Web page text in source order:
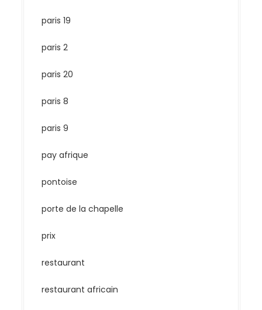
paris 19
paris 2
paris 20
paris 8
paris 9
pay afrique
pontoise
porte de la chapelle
prix
restaurant
restaurant africain